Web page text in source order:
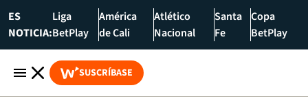
ES
NOTICIA:
Liga
BetPlay
América
de Cali
Atlético
Nacional
Santa
Fe
Copa
BetPlay
SUSCRÍBASE